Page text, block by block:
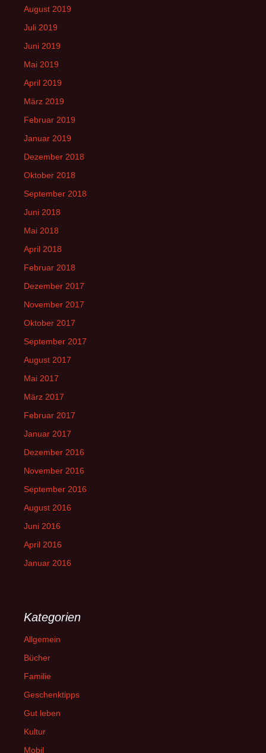
August 2019
Juli 2019
Juni 2019
Mai 2019
April 2019
März 2019
Februar 2019
Januar 2019
Dezember 2018
Oktober 2018
September 2018
Juni 2018
Mai 2018
April 2018
Februar 2018
Dezember 2017
November 2017
Oktober 2017
September 2017
August 2017
Mai 2017
März 2017
Februar 2017
Januar 2017
Dezember 2016
November 2016
September 2016
August 2016
Juni 2016
April 2016
Januar 2016
Kategorien
Allgemein
Bücher
Familie
Geschenktipps
Gut leben
Kultur
Mobil